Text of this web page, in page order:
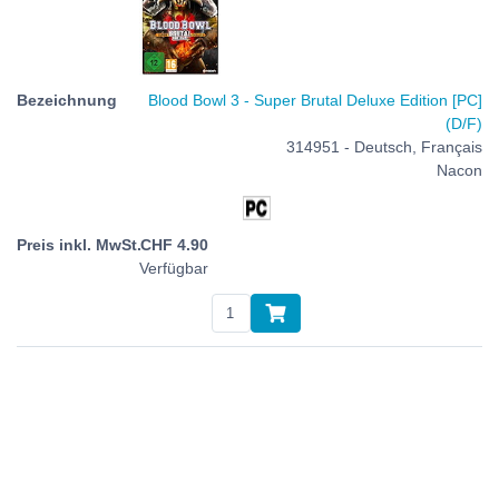
Blood Bowl 3 - Super Brutal Deluxe Edition [PC]
(D/F)
314951 - Deutsch, Français
Nacon
CHF 4.90
Verfügbar